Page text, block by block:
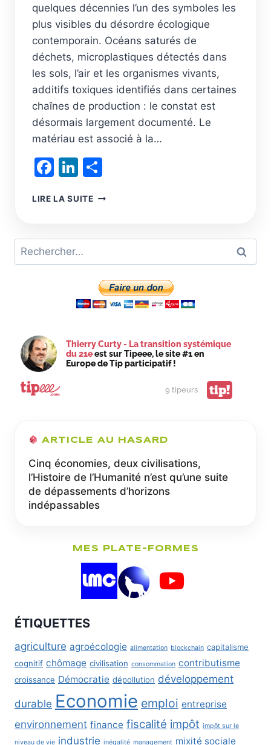
quelques décennies l’un des symboles les
plus visibles du désordre écologique
contemporain. Océans saturés de
déchets, microplastiques détectés dans
les sols, l’air et les organismes vivants,
additifs toxiques identifiés dans certaines
chaînes de production : le constat est
désormais largement documenté. Le
matériau est associé à la…
Facebook
LinkedIn
LIRE LA SUITELE
DE
LA
TRANSITION
Rechercher :
Thierry Curty - La transition systémique
du 21eest sur Tipeee, le site #1 en
Europe de Tip participatif !
9 tipeurs tip!
ARTICLE AU HASARD
Cinq économies, deux civilisations,
l’Histoire de l’Humanité n’est qu’une suite
de dépassements d’horizons
indépassables
MES PLATE-FORMES
ÉTIQUETTES
agriculture agroécologie alimentation blockchain capitalisme
cognitif chômage civilisation consommation contributisme
croissance Démocratie dépollution développement
durable Economie emploi entreprise
environnement finance fiscalité impôt impôt sur le
niveau de vie industrie inégalité management mixité sociale